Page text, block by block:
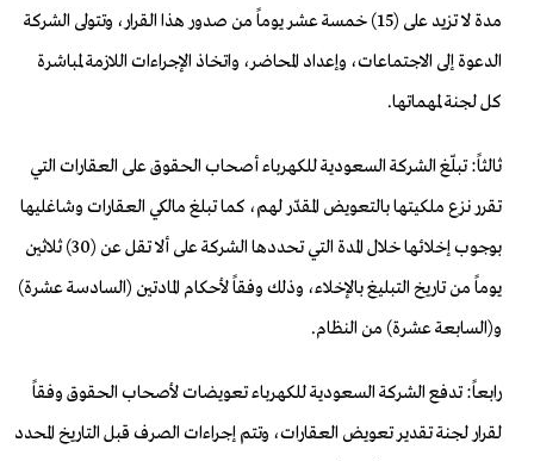
مدة لا تزيد على (15) خمسة عشر يوماً من صدور هذا القرار، وتتولى الشركة
الدعوة إلى الاجتماعات، وإعداد المحاضر، واتخاذ الإجراءات اللازمة لمباشرة
كل لجنة لمهماتها.
ثالثاً: تبلّغ الشركة السعودية للكهرباء أصحاب الحقوق على العقارات التي
تقرر نزع ملكيتها بالتعويض المقدّر لهم، كما تبلغ مالكي العقارات وشاغليها
بوجوب إخلائها خلال المدة التي تحددها الشركة على ألا تقل عن (30) ثلاثين
يوماً من تاريخ التبليغ بالإخلاء، وذلك وفقاً لأحكام المادتين (السادسة عشرة)
و(السابعة عشرة) من النظام.
رابعاً: تدفع الشركة السعودية للكهرباء تعويضات لأصحاب الحقوق وفقاً
لقرار لجنة تقدير تعويض العقارات، وتتم إجراءات الصرف قبل التاريخ المحدد